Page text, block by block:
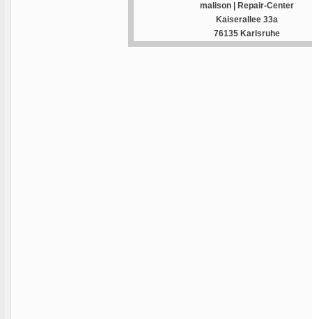
malison | Repair-Center
Kaiserallee 33a
76135 Karlsruhe